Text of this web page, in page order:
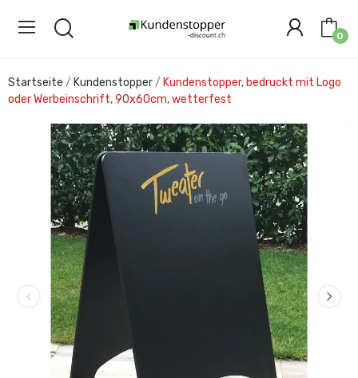
0
Startseite Kundenstopper
Kundenstopper, bedruckt mit Logo
oder Werbeinschrift, 90x60cm, wetterfest